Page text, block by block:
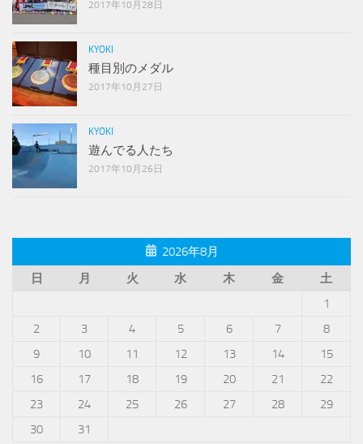
2017年10月28日
KYOKI
種目別のメダル
2017年10月27日
KYOKI
遊んでる人たち
2017年10月26日
2026年8月
日
月 火 水 木 金
土
1
2
3 4 5 6 7
8
9
10 11 12 13 14
15
16
17 18 19 20 21
22
23
24 25 26 27 28
29
30
31